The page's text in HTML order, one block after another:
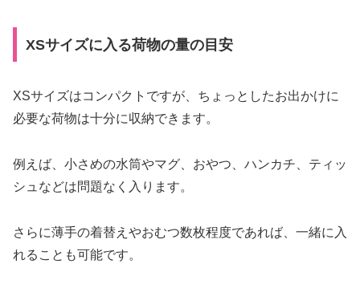
XSサイズに入る荷物の量の目安
XSサイズはコンパクトですが、ちょっとしたお出かけに
必要な荷物は十分に収納できます。
例えば、小さめの水筒やマグ、おやつ、ハンカチ、ティッ
シュなどは問題なく入ります。
さらに薄手の着替えやおむつ数枚程度であれば、一緒に入
れることも可能です。